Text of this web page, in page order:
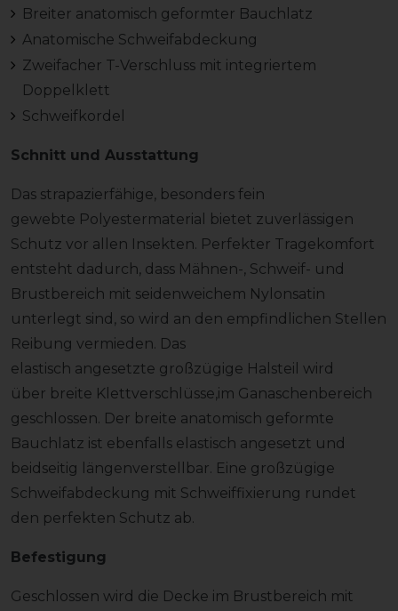
Breiter anatomisch geformter Bauchlatz
Anatomische Schweifabdeckung
Zweifacher T-Verschluss mit integriertem
Doppelklett
Schweifkordel
Schnitt und Ausstattung
Das strapazierfähige, besonders fein
gewebte Polyestermaterial bietet zuverlässigen
Schutz vor allen Insekten. Perfekter Tragekomfort
entsteht dadurch, dass Mähnen-, Schweif- und
Brustbereich mit seidenweichem Nylonsatin
unterlegt sind, so wird an den empfindlichen Stellen
Reibung vermieden. Das
elastisch angesetzte großzügige Halsteil wird
über breite Klettverschlüsse,im Ganaschenbereich
geschlossen. Der breite anatomisch geformte
Bauchlatz ist ebenfalls elastisch angesetzt und
beidseitig längenverstellbar. Eine großzügige
Schweifabdeckung mit Schweiffixierung rundet
den perfekten Schutz ab.
Befestigung
Geschlossen wird die Decke im Brustbereich mit